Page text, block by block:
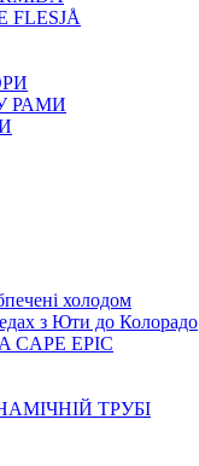
FLESJÅ
РАМИ
холодом
з Юти до Колорадо
EPIC
ТРУБІ